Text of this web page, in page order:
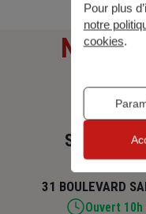
engagement quotidien.
Notre
SARL FK
31 BOULEVARD
Pour plus
notre
cookies.